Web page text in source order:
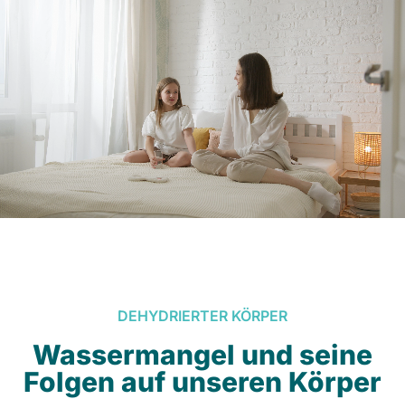
DEHYDRIERTER KÖRPER
Wassermangel und seine
Folgen auf unseren Körper